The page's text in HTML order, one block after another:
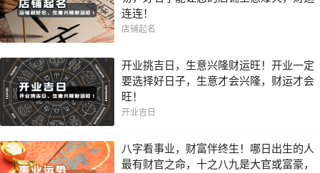
连连！
店铺起名
开业挑吉日，生意兴隆财运旺！开业一定
要选择好日子，生意才会兴隆，财运才会
旺！
开业吉日
八字看事业，财富伴终生！哪日出生的人
最有财官之命，十之八九是大官或富豪，